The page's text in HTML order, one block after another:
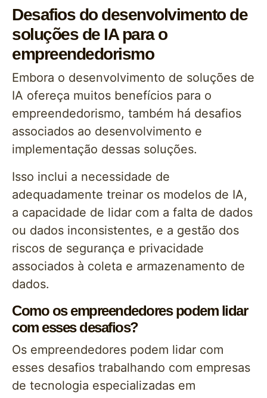
Desafios do desenvolvimento de
soluções de IA para o
empreendedorismo
Embora o desenvolvimento de soluções de
IA ofereça muitos benefícios para o
empreendedorismo, também há desafios
associados ao desenvolvimento e
implementação dessas soluções.
Isso inclui a necessidade de
adequadamente treinar os modelos de IA,
a capacidade de lidar com a falta de dados
ou dados inconsistentes, e a gestão dos
riscos de segurança e privacidade
associados à coleta e armazenamento de
dados.
Como os empreendedores podem lidar
com esses desafios?
Os empreendedores podem lidar com
esses desafios trabalhando com empresas
de tecnologia especializadas em